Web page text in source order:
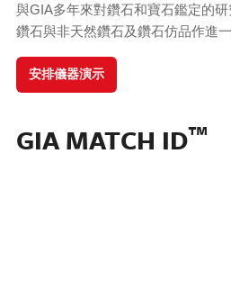
與GIA多年來對鑽石和寶石鑑定的
鑽石與非天然鑽石及鑽石仿品作進一
安排儀器演示
GIA MATCH ID™